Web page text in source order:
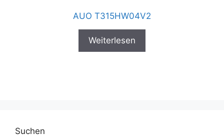
AUO T315HW04V2
Weiterlesen
Suchen